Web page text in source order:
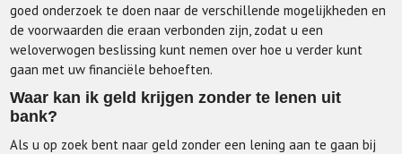
goed onderzoek te doen naar de verschillende mogelijkheden en
de voorwaarden die eraan verbonden zijn, zodat u een
weloverwogen beslissing kunt nemen over hoe u verder kunt
gaan met uw financiële behoeften.
Waar kan ik geld krijgen zonder te lenen uit
bank?
Als u op zoek bent naar geld zonder een lening aan te gaan bij